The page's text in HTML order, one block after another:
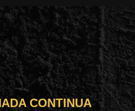
CONTINUA